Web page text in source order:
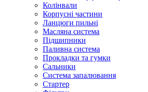
Колінвали
Корпусні частини
Ланцюги пильні
Масляна система
Підшипники
Паливна система
Прокладки та гумки
Сальники
Система запалювання
Стартер